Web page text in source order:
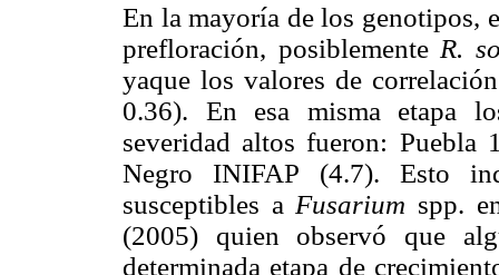
En la mayoría de los genotipos,
prefloración, posiblemente R.
yaque los valores de
0.36). En esa misma etapa
severidad altos fueron:
Negro INIFAP (4.7). Esto
susceptibles a Fusarium spp.
(2005) quien observó que
determinada etapa de